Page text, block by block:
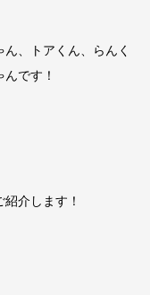
、トアくん、らんく
です！
介します！